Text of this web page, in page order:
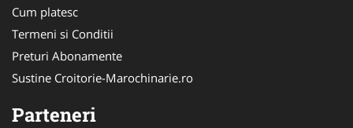
Cum platesc
Termeni si Conditii
Preturi Abonamente
Sustine Croitorie-Marochinarie.ro
Parteneri